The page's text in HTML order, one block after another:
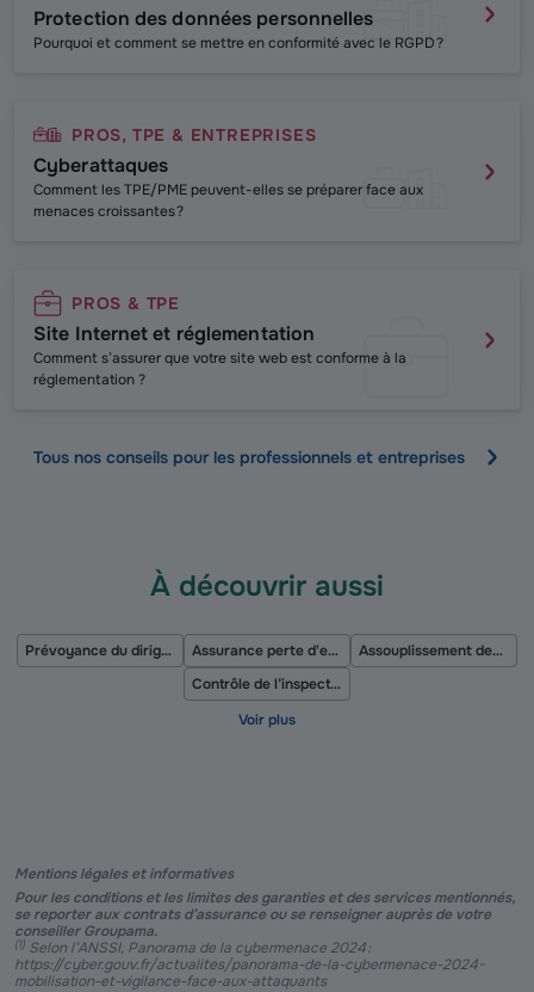
Protection des données personnelles
Pourquoi et comment se mettre en conformité avec le RGPD ?
PROS, TPE & ENTREPRISES
Cyberattaques
Comment les TPE/PME peuvent-elles se préparer face aux
menaces croissantes ?
PROS & TPE
Site Internet et réglementation
Comment s’assurer que votre site web est conforme à la
réglementation ?
Tous nos conseils pour les professionnels et entreprises
À découvrir aussi
Prévoyance du dirigeant salarié Assurance perte d'exploitation
Assouplissement des règles applicables aux accords de participation pour les TPE/PME
Contrôle de l’inspection du travail
Mentions légales et informatives
Pour les conditions et les limites des garanties et des services mentionnés,
se reporter aux contrats d’assurance ou se renseigner auprès de votre
conseiller Groupama.
(1) Selon l’ANSSI, Panorama de la cybermenace 2024 :
https://cyber.gouv.fr/actualites/panorama-de-la-cybermenace-2024-
mobilisation-et-vigilance-face-aux-attaquants